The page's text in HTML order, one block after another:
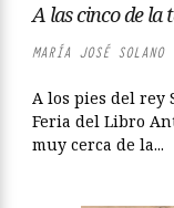
A las cinco de la
MARÍA JOSÉ SOLANO
A los pies del rey
Feria del Libro
muy cerca de la...